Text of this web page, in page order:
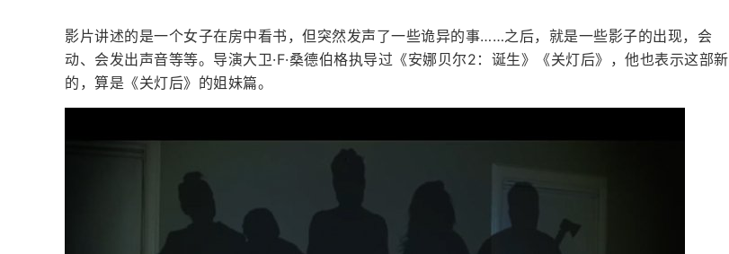
影片讲述的是一个女子在房中看书，但突然发声了一些诡异的事……之后，就是一些影子的出现，会
动、会发出声音等等。导演大卫·F·桑德伯格执导过《安娜贝尔2：诞生》《关灯后》，他也表示这部新
的，算是《关灯后》的姐妹篇。